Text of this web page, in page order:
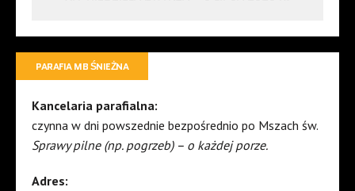
PARAFIA MB ŚNIEŻNA
Kancelaria parafialna:
czynna w dni powszednie bezpośrednio po Mszach św.
Sprawy pilne (np. pogrzeb) – o każdej porze.
Adres: